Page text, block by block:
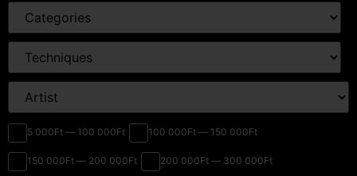
5 000Ft — 100 000Ft 100 000Ft — 150 000Ft
150 000Ft — 200 000Ft 200 000Ft — 300 000Ft